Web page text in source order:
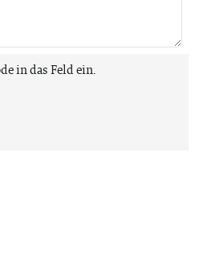
in das Feld ein.